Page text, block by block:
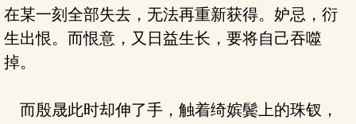
在某一刻全部失去，无法再重新获得。妒忌，衍
生出恨。而恨意，又日益生长，要将自己吞噬
掉。
而殷晟此时却伸了手，触着绮嫔鬓上的珠钗，